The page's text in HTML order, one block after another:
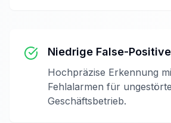
Niedrige False-
Hochpräzise Erkennung
Fehlalarmen für
Geschäftsbetrieb.